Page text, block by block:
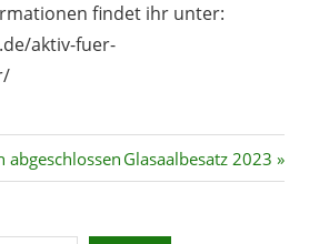
findet ihr unter:
aktiv-fuer-
abgeschlossen Nächster
Beitrag:
Glasaalbesatz 2023